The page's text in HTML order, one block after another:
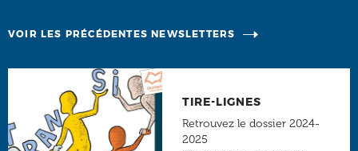
VOIR LES PRÉCÉDENTES NEWSLETTERS
TIRE-LIGNES
Retrouvez le dossier 2024-
2025